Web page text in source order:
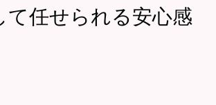
て任せられる安心感